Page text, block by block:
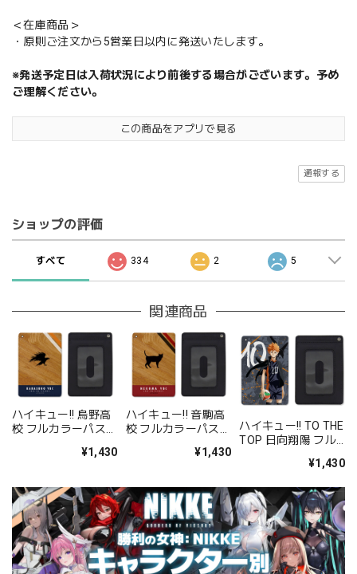
＜在庫商品＞
・原則ご注文から5営業日以内に発送いたします。
※発送予定日は入荷状況により前後する場合がございます。予め
ご理解ください。
この商品をアプリで見る
通報する
ショップの評価
すべて 334 2 5
関連商品
ハイキュー!! 烏野高
校 フルカラーパスケ
¥1,430
ハイキュー!! 音駒高
校 フルカラーパスケ
¥1,430
ハイキュー!! TO THE
TOP 日向翔陽 フル
¥1,430